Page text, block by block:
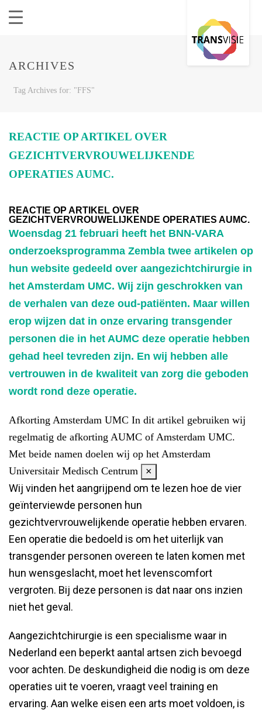
ARCHIVES
Tag Archives for: "FFS"
REACTIE OP ARTIKEL OVER
GEZICHTVERVROUWELIJKENDE
OPERATIES AUMC.
REACTIE OP ARTIKEL OVER
GEZICHTVERVROUWELIJKENDE OPERATIES AUMC.
Woensdag 21 februari heeft het BNN-VARA
onderzoeksprogramma Zembla twee artikelen op
hun website gedeeld over aangezichtchirurgie in
het Amsterdam UMC. Wij zijn geschrokken van
de verhalen van deze oud-patiënten. Maar willen
erop wijzen dat in onze ervaring transgender
personen die in het AUMC deze operatie hebben
gehad heel tevreden zijn. En wij hebben alle
vertrouwen in de kwaliteit van zorg die geboden
wordt rond deze operatie.
Afkorting Amsterdam UMC In dit artikel gebruiken wij
regelmatig de afkorting AUMC of Amsterdam UMC.
Met beide namen doelen wij op het Amsterdam
Universitair Medisch Centrum
×
Wij vinden het aangrijpend om te lezen hoe de vier
geïnterviewde personen hun
gezichtvervrouwelijkende operatie hebben ervaren.
Een operatie die bedoeld is om het uiterlijk van
transgender personen overeen te laten komen met
hun wensgeslacht, moet het levenscomfort
vergroten. Bij deze personen is dat naar ons inzien
niet het geval.
Aangezichtchirurgie is een specialisme waar in
Nederland een beperkt aantal artsen zich bevoegd
voor achten. De deskundigheid die nodig is om deze
operaties uit te voeren, vraagt veel training en
ervaring. Aan welke eisen een arts moet voldoen, is